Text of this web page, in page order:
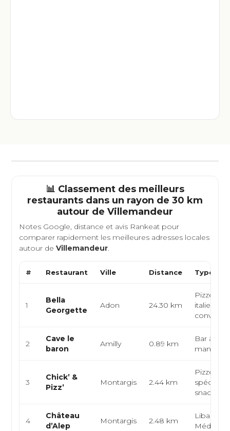
📊 Classement des meilleurs
restaurants dans un rayon de 30 km
autour de Villemandeur
Notes Google, distance et avis Rankeat pour
comparer rapidement les meilleures adresses locales
autour deVillemandeur.
# Restaurant Ville Distance Type de
1
Bella
Georgette
Adon 24.30 km
Pizzeria,
italienne,
conviviale
2
Cave le
baron
Amilly 0.89 km
Bar à
manger,
3
Chick’ &
Pizz’
Montargis 2.44 km
Pizzeria,
snack
4
Château
d’Alep
Montargis 2.48 km
Libanaise,